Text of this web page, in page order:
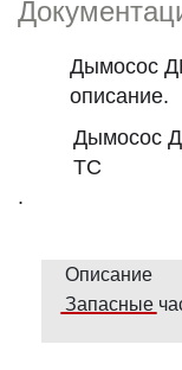
Дымосос
описание.
Дымосос
ТС
.
Описание
Запасные